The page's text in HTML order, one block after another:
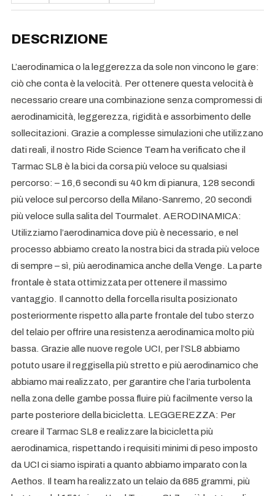
DESCRIZIONE
L’aerodinamica o la leggerezza da sole non vincono le gare:
ciò che conta è la velocità. Per ottenere questa velocità è
necessario creare una combinazione senza compromessi di
aerodinamicità, leggerezza, rigidità e assorbimento delle
sollecitazioni. Grazie a complesse simulazioni che utilizzano
dati reali, il nostro Ride Science Team ha verificato che il
Tarmac SL8 è la bici da corsa più veloce su qualsiasi
percorso: – 16,6 secondi su 40 km di pianura, 128 secondi
più veloce sul percorso della Milano-Sanremo, 20 secondi
più veloce sulla salita del Tourmalet. AERODINAMICA:
Utilizziamo l’aerodinamica dove più è necessario, e nel
processo abbiamo creato la nostra bici da strada più veloce
di sempre – sì, più aerodinamica anche della Venge. La parte
frontale è stata ottimizzata per ottenere il massimo
vantaggio. Il cannotto della forcella risulta posizionato
posteriormente rispetto alla parte frontale del tubo sterzo
del telaio per offrire una resistenza aerodinamica molto più
bassa. Grazie alle nuove regole UCI, per l’SL8 abbiamo
potuto usare il reggisella più stretto e più aerodinamico che
abbiamo mai realizzato, per garantire che l’aria turbolenta
nella zona delle gambe possa fluire più facilmente verso la
parte posteriore della bicicletta. LEGGEREZZA: Per
creare il Tarmac SL8 e realizzare la bicicletta più
aerodinamica, rispettando i requisiti minimi di peso imposto
da UCI ci siamo ispirati a quanto abbiamo imparato con la
Aethos. Il team ha realizzato un telaio da 685 grammi, più